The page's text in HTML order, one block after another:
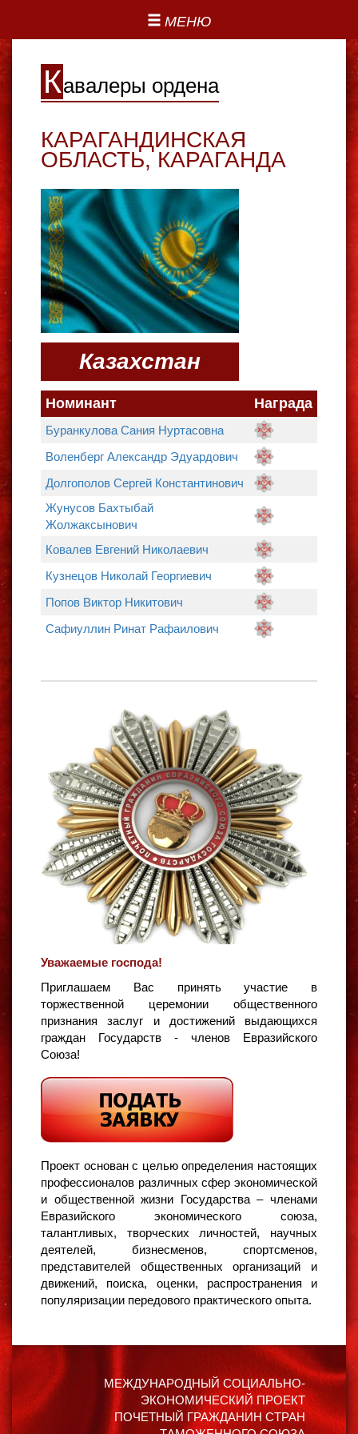
МЕНЮ
Кавалеры ордена
КАРАГАНДИНСКАЯ
ОБЛАСТЬ,КАРАГАНДА
Казахстан
Номинант Награда
Буранкулова Сания Нуртасовна
Воленберг Александр Эдуардович
Долгополов Сергей Константинович
Жунусов Бахтыбай
Жолжаксынович
Ковалев Евгений Николаевич
Кузнецов Николай Георгиевич
Попов Виктор Никитович
Сафиуллин Ринат Рафаилович
Уважаемые господа!
Приглашаем Вас принять участие в
торжественной церемонии общественного
признания заслуг и достижений выдающихся
граждан Государств - членов Евразийского
Союза!
Проект основан с целью определения настоящих
профессионалов различных сфер экономической
и общественной жизни Государства – членами
Евразийского экономического союза,
талантливых, творческих личностей, научных
деятелей, бизнесменов, спортсменов,
представителей общественных организаций и
движений, поиска, оценки, распространения и
популяризации передового практического опыта.
МЕЖДУНАРОДНЫЙ СОЦИАЛЬНО-
ЭКОНОМИЧЕСКИЙ ПРОЕКТ
ПОЧЕТНЫЙ ГРАЖДАНИН СТРАН